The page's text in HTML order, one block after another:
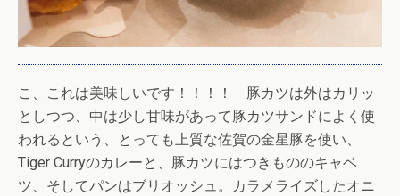
こ、これは美味しいです！！！！ 豚カツは外はカリッ
としつつ、中は少し甘味があって豚カツサンドによく使
われるという、とっても上質な佐賀の金星豚を使い、
Tiger Curryのカレーと、豚カツにはつきもののキャベ
ツ、そしてパンはブリオッシュ。カラメライズしたオニ